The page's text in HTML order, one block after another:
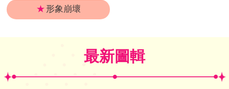
★ 形象崩壞
最新圖輯